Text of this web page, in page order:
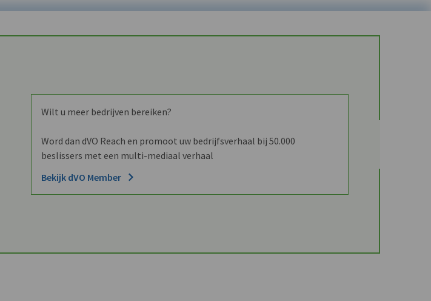
Wilt u meer bedrijven bereiken?
Word dan dVO Reach en promoot uw bedrijfsverhaal bij 50.000
beslissers met een multi-mediaal verhaal
Bekijk dVO Member